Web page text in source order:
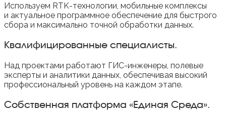
Используем RTK-технологии, мобильные комплексы
и актуальное программное обеспечение для быстрого
сбора и максимально точной обработки данных.
Квалифицированные специалисты.
Над проектами работают ГИС-инженеры, полевые
эксперты и аналитики данных, обеспечивая высокий
профессиональный уровень на каждом этапе.
Собственная платформа «Единая Среда».